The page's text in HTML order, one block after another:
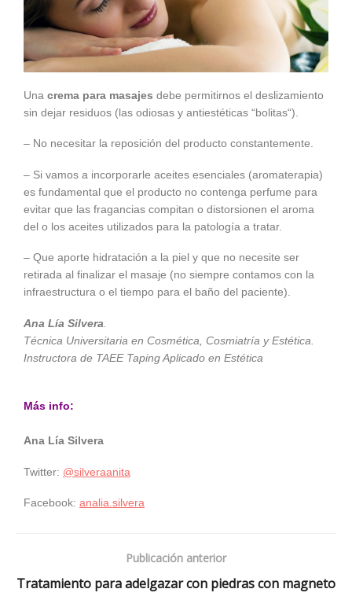
Una crema para masajes debe permitirnos el deslizamiento
sin dejar residuos (las odiosas y antiestéticas “bolitas“).
– No necesitar la reposición del producto constantemente.
– Si vamos a incorporarle aceites esenciales (aromaterapia)
es fundamental que el producto no contenga perfume para
evitar que las fragancias compitan o distorsionen el aroma
del o los aceites utilizados para la patología a tratar.
– Que aporte hidratación a la piel y que no necesite ser
retirada al finalizar el masaje (no siempre contamos con la
infraestructura o el tiempo para el baño del paciente).
Ana Lía Silvera
Técnica Universitaria en Cosmética, Cosmiatría y Estética.
Instructora de TAEE Taping Aplicado en Estética
Más info:
Ana Lía Silvera
Twitter: @silveraanita
Facebook: analia.silvera
Publicación anterior
Tratamiento para adelgazar con piedras con magneto